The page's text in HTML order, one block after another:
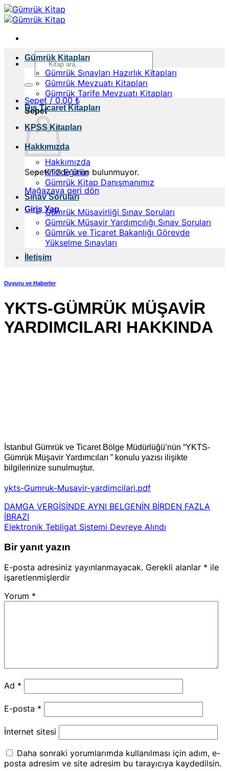
İçeriğe
atla
Ara:
Sepet /0,00₺
Sepet
Sepetinizde ürün bulunmuyor.
Mağazaya geri dön
Giriş Yap
Gümrük Kitapları
Gümrük Sınavları Hazırlık Kitapları
Gümrük Mevzuatı Kitapları
Gümrük Tarife Mevzuatı Kitapları
Dış Ticaret Kitapları
KPSS Kitapları
Hakkımızda
Hakkımızda
KTG Eğitim
Gümrük Kitap Danışmanımız
Sınav Soruları
Gümrük Müşavirliği Sınav Soruları
Gümrük Müşavir Yardımcılığı Sınav Soruları
Gümrük ve Ticaret Bakanlığı Görevde
Yükselme Sınavları
İletişim
Duyuru ve Haberler
YKTS-GÜMRÜK MÜŞAVİR
YARDIMCILARI HAKKINDA
İstanbul Gümrük ve Ticaret Bölge Müdürlüğü’nün “YKTS-
Gümrük Müşavir Yardımcıları ” konulu yazısı ilişikte
bilgilerinize sunulmuştur.
ykts-Gumruk-Musavir-yardimcilari.pdf
DAMGA VERGİSİNDE AYNI BELGENİN BİRDEN FAZLA
İBRAZI
Elektronik Tebligat Sistemi Devreye Alındı
Bir yanıt yazın
E-posta adresiniz yayınlanmayacak. Gerekli alanlar * ile
işaretlenmişlerdir
Yorum *
Ad *
E-posta *
İnternet sitesi
Daha sonraki yorumlarımda kullanılması için adım, e-
posta adresim ve site adresim bu tarayıcıya kaydedilsin.